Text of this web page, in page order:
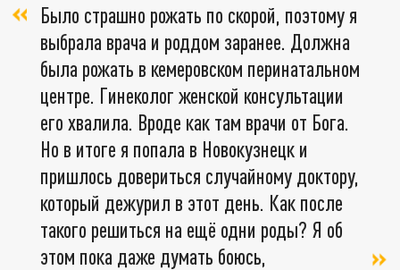
Было страшно рожать по скорой, поэтому я
выбрала врача и роддом заранее. Должна
была рожать в кемеровском перинатальном
центре. Гинеколог женской консультации
его хвалила. Вроде как там врачи от Бога.
Но в итоге я попала в Новокузнецк и
пришлось довериться случайному доктору,
который дежурил в этот день. Как после
такого решиться на ещё одни роды? Я об
этом пока даже думать боюсь,